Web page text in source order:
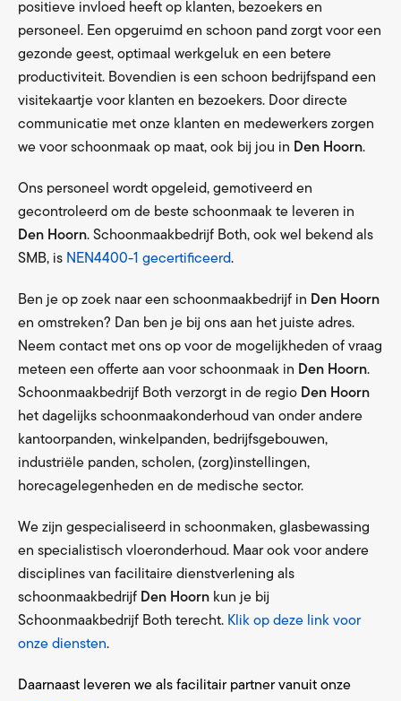
positieve invloed heeft op klanten, bezoekers en
personeel. Een opgeruimd en schoon pand zorgt voor een
gezonde geest, optimaal werkgeluk en een betere
productiviteit. Bovendien is een schoon bedrijfspand een
visitekaartje voor klanten en bezoekers. Door directe
communicatie met onze klanten en medewerkers zorgen
we voor schoonmaak op maat, ook bij jou in Den Hoorn.
Ons personeel wordt opgeleid, gemotiveerd en
gecontroleerd om de beste schoonmaak te leveren in
Den Hoorn. Schoonmaakbedrijf Both, ook wel bekend als
SMB, is NEN4400-1 gecertificeerd.
Ben je op zoek naar een schoonmaakbedrijf in Den Hoorn
en omstreken? Dan ben je bij ons aan het juiste adres.
Neem contact met ons op voor de mogelijkheden of vraag
meteen een offerte aan voor schoonmaak in Den Hoorn.
Schoonmaakbedrijf Both verzorgt in de regio Den Hoorn
het dagelijks schoonmaakonderhoud van onder andere
kantoorpanden, winkelpanden, bedrijfsgebouwen,
industriële panden, scholen, (zorg)instellingen,
horecagelegenheden en de medische sector.
We zijn gespecialiseerd in schoonmaken, glasbewassing
en specialistisch vloeronderhoud. Maar ook voor andere
disciplines van facilitaire dienstverlening als
schoonmaakbedrijf Den Hoorn kun je bij
Schoonmaakbedrijf Both terecht. Klik op deze link voor
onze diensten.
Daarnaast leveren we als facilitair partner vanuit onze